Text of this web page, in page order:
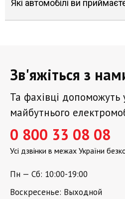
Які автомобілі ви
Зв'яжіться з
Та фахівці допоможуть
майбутнього
0 800 33 08 08
Усі дзвінки в межах України
Пн — Сб: 10:00-19:00
Воскресенье: Выходной